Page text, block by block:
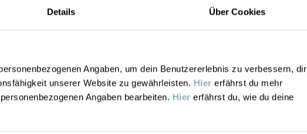
Details Über Cookies
Angaben, um dein Benutzererlebnis zu verbessern, dir
unserer Website zu gewährleisten. Hier erfährst du mehr
Angaben bearbeiten. Hier erfährst du, wie du deine